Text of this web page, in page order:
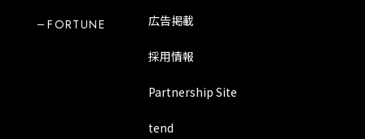
FORTUNE 広告掲載
採用情報
Partnership Site
tend